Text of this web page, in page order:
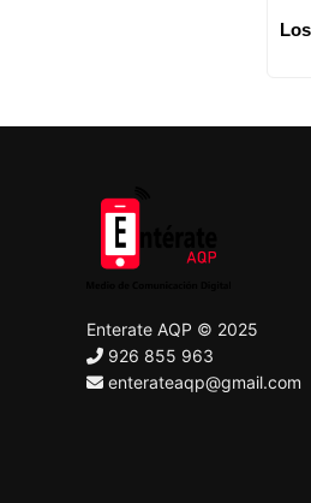
Enterate AQP © 2025
926 855 963
enterateaqp@gmail.com